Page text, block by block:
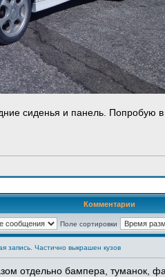
сиденья и панель. Попробую
Комментарии
Поле сортировки
запись. Частично выкрашен кузов
отдельно бампера, туманок,